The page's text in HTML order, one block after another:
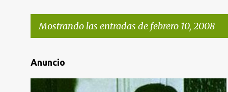
Mostrando las entradas de febrero 10, 2008
E
n
Anuncio